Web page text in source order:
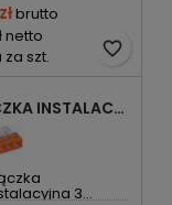
brutto
netto
za szt.
favorite_border
ZŁĄCZKA INSTALACYJNA 3X UNIWERSALNA COMPACT 221-413 WAGO
3...